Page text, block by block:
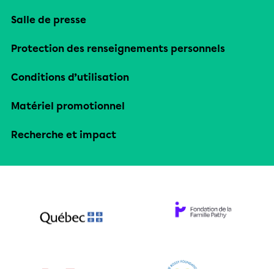
Salle de presse
Protection des renseignements personnels
Conditions d’utilisation
Matériel promotionnel
Recherche et impact